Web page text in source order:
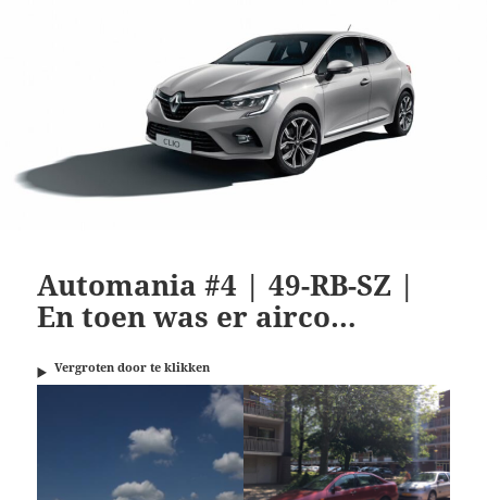
Automania #4 | 49-RB-SZ |
En toen was er airco…
Vergroten door te klikken